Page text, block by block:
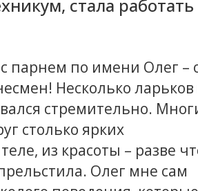
стала работать
парнем по имени Олег –
Несколько ларьков
стремительно.
столько ярких
из красоты – разве
Олег мне сам